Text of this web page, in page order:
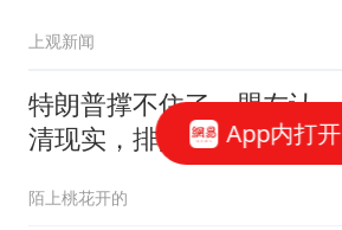
上观新闻
特朗普撑不住了，盟友认
清现实，排队急电伊朗，
百年变局赢家出现
陌上桃花开的
App内打开